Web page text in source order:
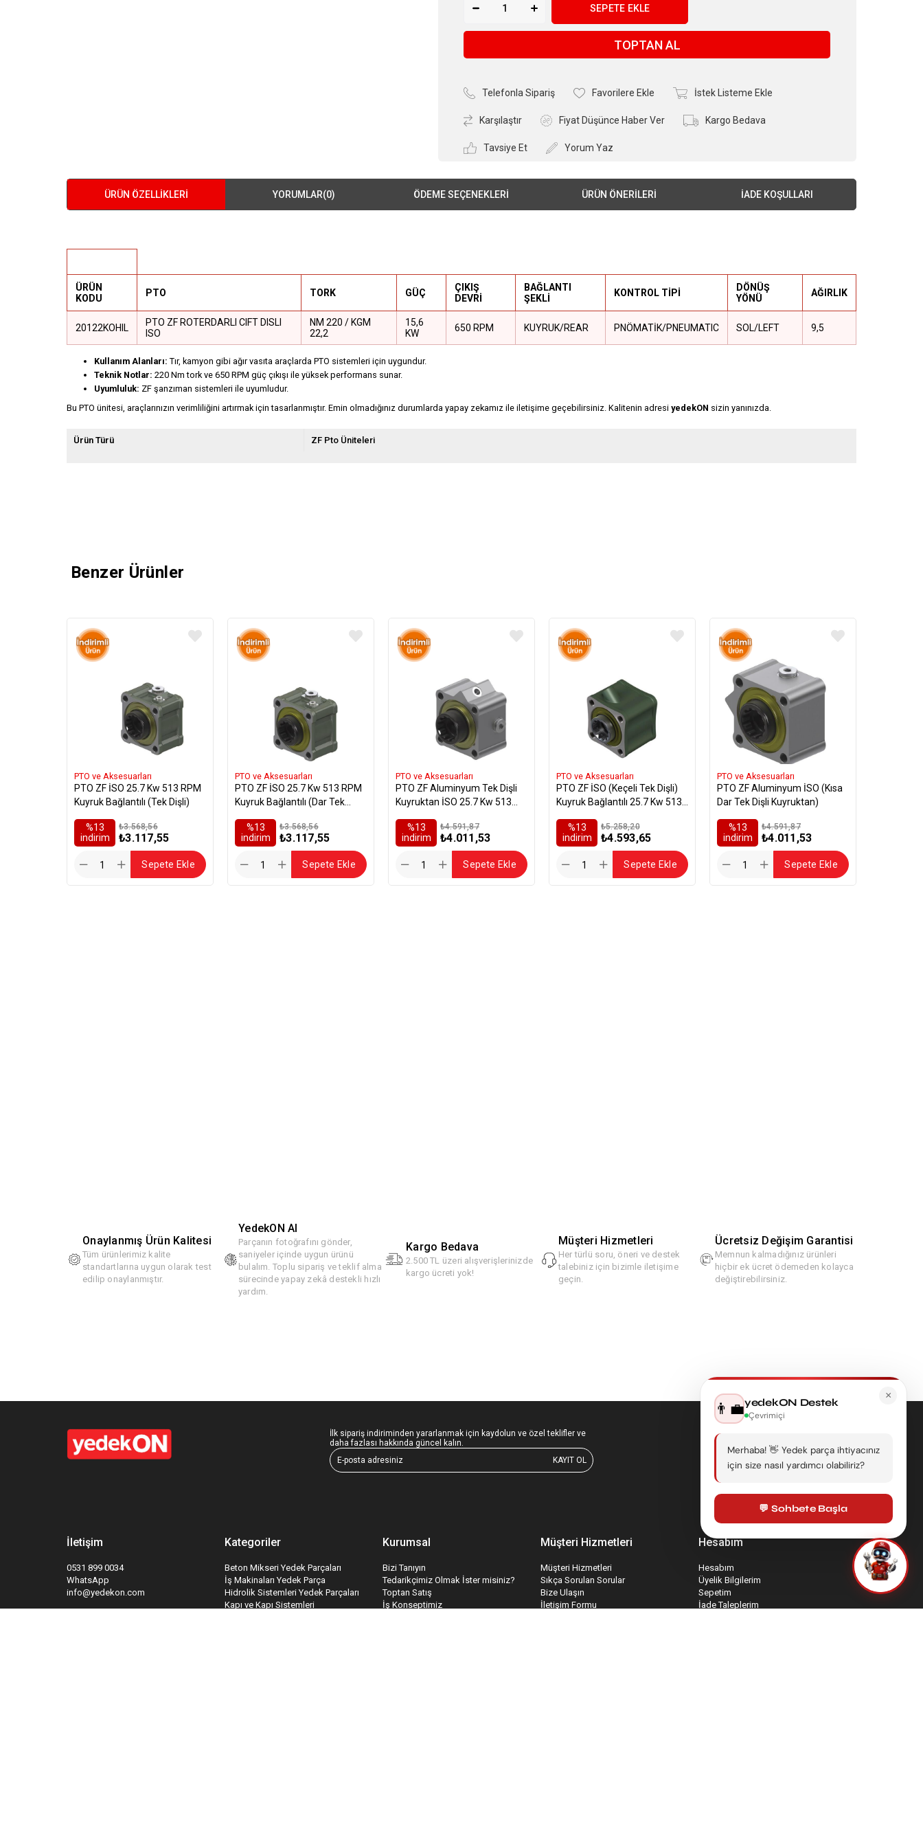
TOPTAN AL
Telefonla Sipariş Favorilere Ekle İstek Listeme Ekle
Karşılaştır Fiyat Düşünce Haber Ver Kargo Bedava
Tavsiye Et Yorum Yaz
ÜRÜN ÖZELLIKLERI YORUMLAR(0) ÖDEME SEÇENEKLERI ÜRÜN ÖNERILERI İADE KOŞULLARI
ÜRÜN
KODU
PTO TORK GÜÇ
ÇIKIŞ
DEVRİ
BAĞLANTI
ŞEKLİ
KONTROL TİPİ
DÖNÜŞ
YÖNÜ
AĞIRLIK
20122KOHIL
PTO ZF ROTERDARLI CIFT DISLI
ISO
NM 220 / KGM
22,2
15,6
KW
650 RPM KUYRUK/REAR PNÖMATİK/PNEUMATIC SOL/LEFT 9,5
Kullanım Alanları: Tır, kamyon gibi ağır vasıta araçlarda PTO sistemleri için uygundur.
Teknik Notlar: 220 Nm tork ve 650 RPM güç çıkışı ile yüksek performans sunar.
Uyumluluk: ZF şanzıman sistemleri ile uyumludur.
Bu PTO ünitesi, araçlarınızın verimliliğini artırmak için tasarlanmıştır. Emin olmadığınız durumlarda yapay zekamız ile iletişime geçebilirsiniz. Kalitenin adresi yedekON sizin yanınızda.
Ürün Türü ZF Pto Üniteleri
Benzer Ürünler
PTO ve Aksesuarları
PTO ZF İSO 25.7 Kw 513 RPM
Kuyruk Bağlantılı (Tek Dişli)
%13
i̇ndirim
₺3.117,55
₺3.568,56
Sepete Ekle
PTO ve Aksesuarları
PTO ZF İSO 25.7 Kw 513 RPM
Kuyruk Bağlantılı (Dar Tek
%13
i̇ndirim
₺3.117,55
₺3.568,56
Sepete Ekle
PTO ve Aksesuarları
PTO ZF Aluminyum Tek Dişli
Kuyruktan İSO 25.7 Kw 513
%13
i̇ndirim
₺4.011,53
₺4.591,87
Sepete Ekle
PTO ve Aksesuarları
PTO ZF İSO (Keçeli Tek Dişli)
Kuyruk Bağlantılı 25.7 Kw 513
%13
i̇ndirim
₺4.593,65
₺5.258,20
Sepete Ekle
PTO ve Aksesuarları
PTO ZF Aluminyum İSO (Kısa
Dar Tek Dişli Kuyruktan)
%13
i̇ndirim
₺4.011,53
₺4.591,87
Sepete Ekle
Onaylanmış Ürün Kalitesi
Tüm ürünlerimiz kalite
standartlarına uygun olarak test
edilip onaylanmıştır.
YedekON AI
Parçanın fotoğrafını gönder,
saniyeler içinde uygun ürünü
bulalım. Toplu sipariş ve teklif alma
sürecinde yapay zekâ destekli hızlı
yardım.
Kargo Bedava
2.500 TL üzeri alışverişlerinizde
kargo ücreti yok!
Müşteri Hizmetleri
Her türlü soru, öneri ve destek
talebiniz için bizimle iletişime
geçin.
Ücretsiz Değişim Garantisi
Memnun kalmadığınız ürünleri
hiçbir ek ücret ödemeden kolayca
değiştirebilirsiniz.
İlk sipariş indiriminden yararlanmak için kaydolun ve özel teklifler ve
daha fazlası hakkında güncel kalın.
KAYIT OL
İletişim
0531 899 0034
WhatsApp
info@yedekon.com
Kategoriler
Beton Mikseri Yedek Parçaları
İş Makinaları Yedek Parça
Hidrolik Sistemleri Yedek Parçaları
Kapı ve Kapı Sistemleri
Kurumsal
Bizi Tanıyın
Tedarikçimiz Olmak İster misiniz?
Toptan Satış
İş Konseptimiz
Müşteri Hizmetleri
Müşteri Hizmetleri
Sıkça Sorulan Sorular
Bize Ulaşın
İletişim Formu
Hesabım
Hesabım
Üyelik Bilgilerim
Sepetim
İade Taleplerim
×
👨‍💼yedekON Destek
Çevrimiçi
Merhaba! 👋 Yedek parça ihtiyacınız
için size nasıl yardımcı olabiliriz?
💬 Sohbete Başla